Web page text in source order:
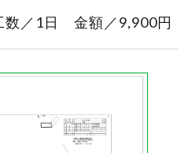
／1日 金額／9,900円